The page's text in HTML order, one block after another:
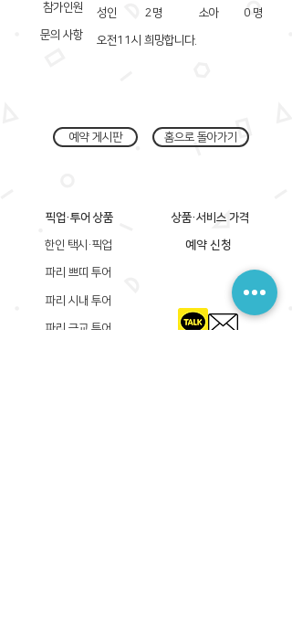
참가인원
문의 사항
성인
2명 소아 0 명
오전11시 희망합니다.
예약 게시판 홈으로 돌아가기
픽업·투어 상품
한인 택시·픽업
상품·서비스 가격
예약 신청
파리 쁘띠 투어
파리 시내 투어
파리 근교 투어